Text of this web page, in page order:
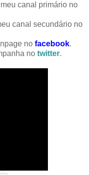
canal primário no
canal secundário no
no facebook.
no twitter.